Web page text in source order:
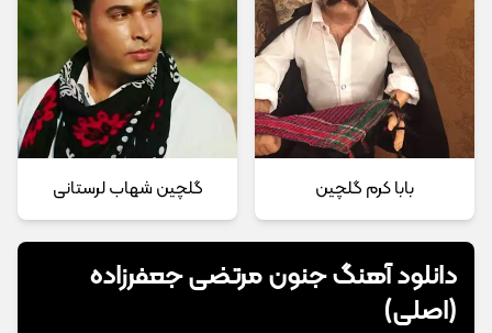
بابا کرم گلچین گلچین شهاب لرستانی
دانلود آهنگ جنون مرتضی جعفرزاده
(اصلی)